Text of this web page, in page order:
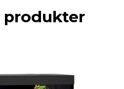
produkter